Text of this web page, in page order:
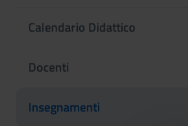
Calendario Didattico
Docenti
Insegnamenti